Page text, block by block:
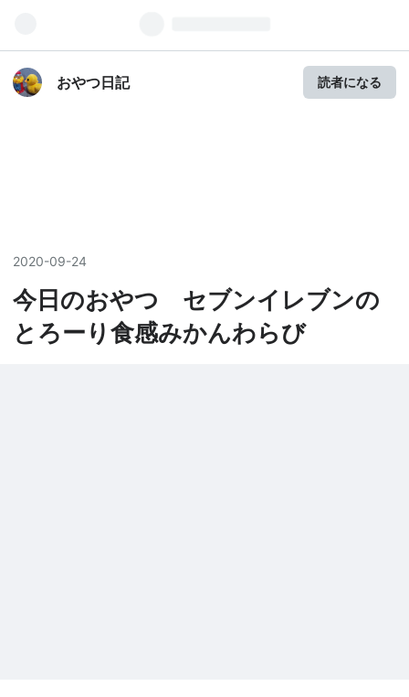
おやつ日記 読者になる
2020-09-24
今日のおやつ セブンイレブンの
とろーり食感みかんわらび